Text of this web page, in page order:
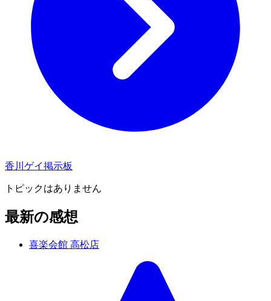
香川ゲイ掲示板
トピックはありません
最新の感想
喜楽会館 高松店